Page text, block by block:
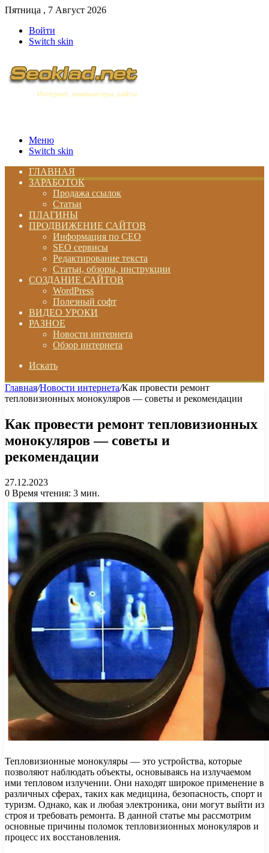
Пятница , 7 Август 2026
Войти
Switch skin
Меню
Switch skin
ГЛАВНАЯ
ЗАРАБОТОК
Продажа ссылок
Статьи
ПЛАГИНЫ
ПРОДВИЖЕНИЕ САЙТОВ
Информация по СЕО
SEO сервисы
Редактирование текста
Статьи, обзоры, инструкции
СОЗДАНИЕ САЙТОВ
WordPress
Полезный софт
ВИДЕО УРОКИ
РАЗНОЕ
Новости интернета
Обзор интернета
Искать
Главная/Новости интернета/Как провести ремонт
тепловизионных монокуляров — советы и рекомендации
Как провести ремонт тепловизионных
монокуляров — советы и
рекомендации
27.12.2023
0 Время чтения: 3 мин.
Тепловизионные монокуляры — это устройства, которые
позволяют наблюдать объекты, основываясь на излучаемом
ими тепловом излучении. Они находят широкое применение в
различных сферах, таких как медицина, безопасность, спорт и
туризм. Однако, как и любая электроника, они могут выйти из
строя и требовать ремонта. В данной статье мы рассмотрим
основные причины поломок тепловизионных монокуляров и
процесс их восстановления.